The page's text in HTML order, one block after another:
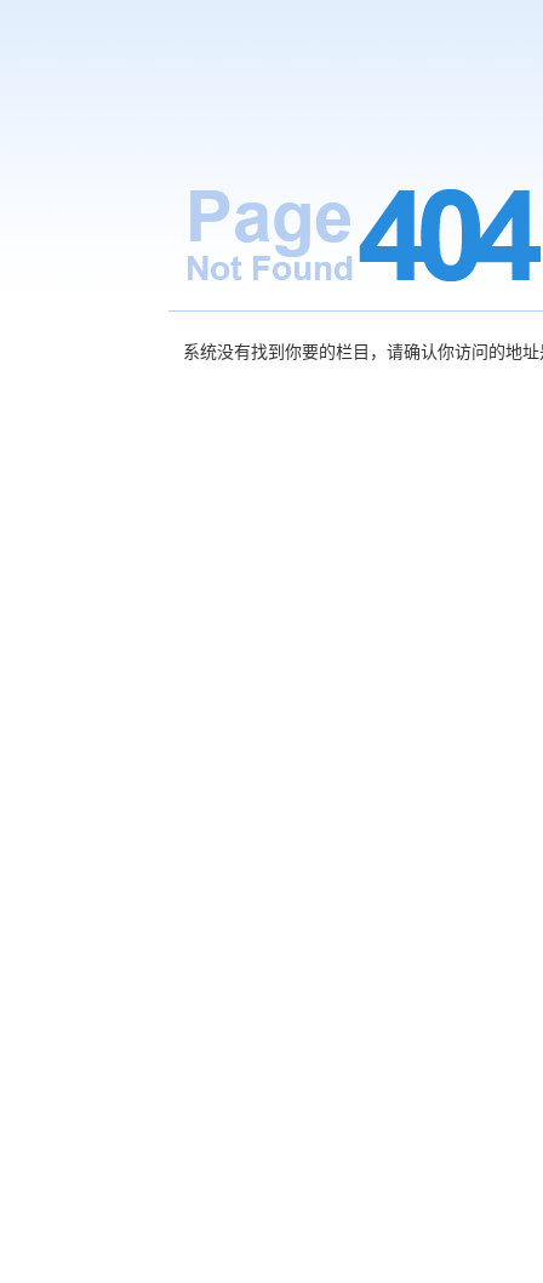
系统没有找到你要的栏目，请确认你访问的地